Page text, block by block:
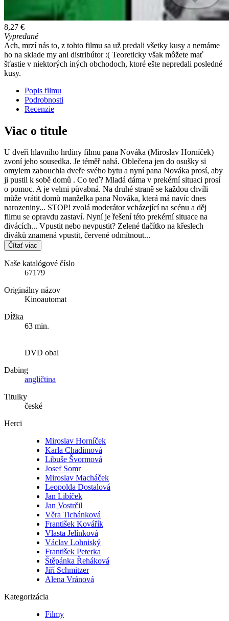
8,27 €
Vypredané
Ach, mrzí nás to, z tohto filmu sa už predali všetky kusy a nemáme
ho na sklade my ani distribútor :( Teoreticky však môžete mať
šťastie v niektorých iných obchodoch, ktoré ešte nepredali posledné
kusy.
Popis filmu
Podrobnosti
Recenzie
Viac o titule
U dveří hlavního hrdiny filmu pana Nováka (Miroslav Horníček)
zvoní jeho sousedka. Je téměř nahá. Oblečena jen do osušky si
omylem zabouchla dveře svého bytu a nyní pana Nováka prosí, aby
ji pustil k sobě domů . Co teď? Mladá dáma v prekérní situaci prosí
o pomoc. A je velmi půvabná. Na druhé straně se každou chvíli
může vrátit domů manželka pana Nováka, která má navíc dnes
narozeniny... STOP! zvolá moderátor vcházející na scénu a děj
filmu se opravdu zastaví. Nyní je řešení této prekérní situace na
divácích... Vpustit nebo nevpustit? Zelené tlačítko na křeslech
diváků znamená vpustit, červené odmítnout...
Čítať viac
Naše katalógové číslo
67179
Originálny názov
Kinoautomat
Dĺžka
63 min.
DVD obal
Dabing
angličtina
Titulky
české
Herci
Miroslav Horníček
Karla Chadimová
Libuše Švormová
Josef Somr
Miroslav Macháček
Leopolda Dostalová
Jan Libíček
Jan Vostrčil
Věra Tichánková
František Kovářík
Vlasta Jelínková
Václav Lohniský
František Peterka
Štěpánka Řeháková
Jiří Schmitzer
Alena Vránová
Kategorizácia
Filmy